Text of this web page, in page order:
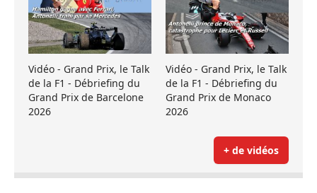
Vidéo - Grand Prix, le Talk
de la F1 - Débriefing du
Grand Prix de Barcelone
2026
Vidéo - Grand Prix, le Talk
de la F1 - Débriefing du
Grand Prix de Monaco
2026
+ de vidéos